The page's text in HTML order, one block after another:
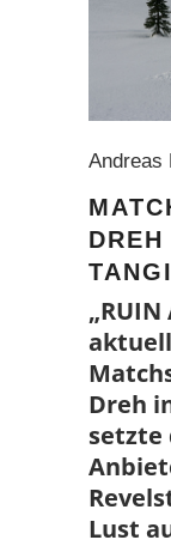
Andreas
„RUIN
Dreh
setzte
Lust